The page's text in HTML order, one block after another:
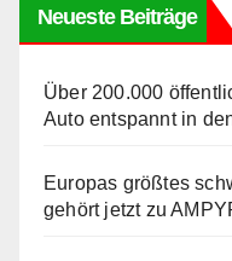
Neueste Beiträge
Über 200.000
Auto entspannt in
Europas größtes
gehört jetzt zu